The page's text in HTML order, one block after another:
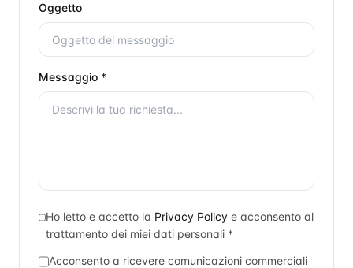
Oggetto
Messaggio *
Ho letto e accetto la Privacy Policy e acconsento al
trattamento dei miei dati personali *
Acconsento a ricevere comunicazioni commerciali